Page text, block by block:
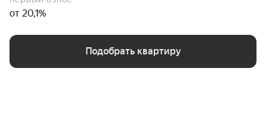
от 20,1%
Подобрать квартиру